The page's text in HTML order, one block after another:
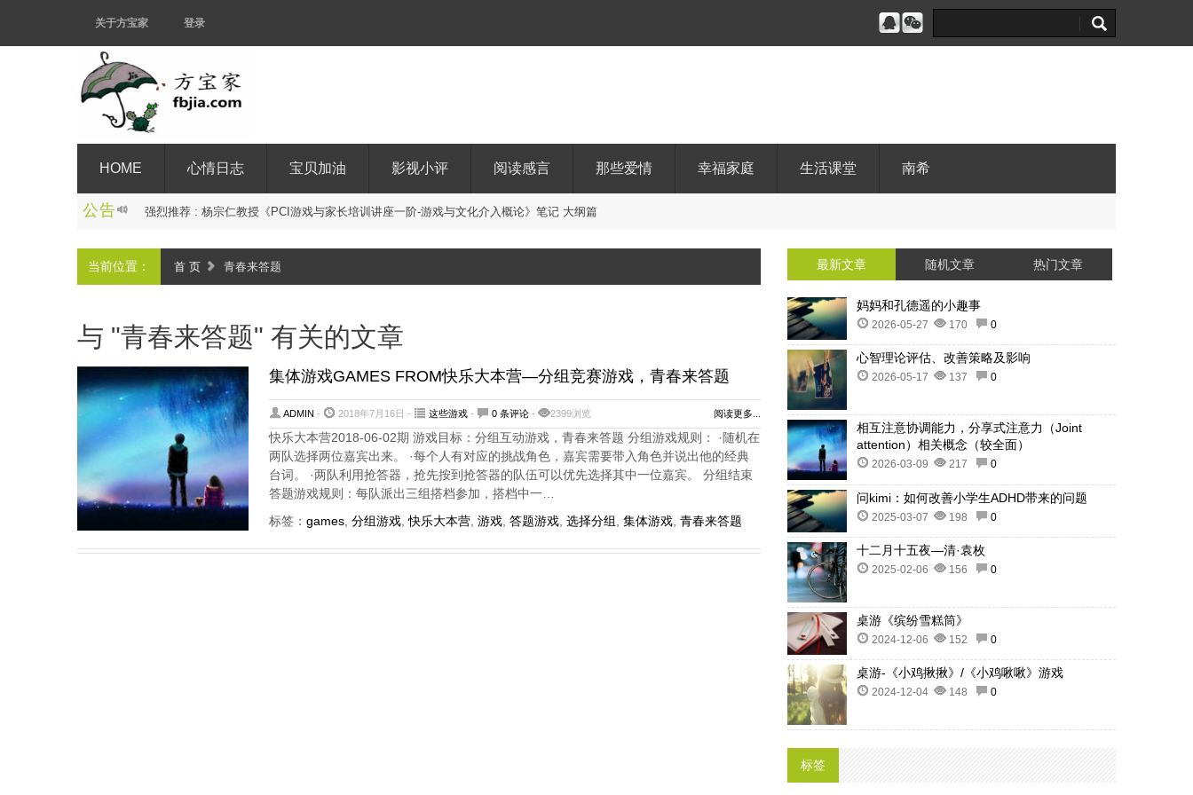
关于方宝家 登录
HOME 心情日志 宝贝加油 影视小评 阅读感言 那些爱情 幸福家庭 生活课堂 南希
公告 强烈推荐 : 杨宗仁教授 《 PC 游戏与家长培训 讲座一阶-游戏与文化介 入概论》 笔记 大纲篇
当前位置： 首 页 青春来答题
与 "青春来答题" 有关的文章
集体游戏GAMES FROM快乐大本营—分组竞赛游戏，青春来答题
ADMIN - 2018年7月16日 - 这些游戏- 0 条评论- 2399浏览 阅读更多...
快乐大本营2018-06-02期 游戏目标：分组互动游戏，青春来答题 分组游戏规则： ·随机在
两队选择两位嘉宾出来。 ·每个人有对应的挑战角色，嘉宾需要带入角色并说出他的经典
台词。 ·两队利用抢答器，抢先按到抢答器的队伍可以优先选择其中一位嘉宾。 分组结束
答题游戏规则：每队派出三组搭档参加，搭档中一…
标签： games, 分组游戏,快乐大本营, 游戏, 答题游戏, 选择分组 集体游戏, 青春来答题
最新文章 随机文章 热门文章
妈妈和孔德遥的小趣事
2026-05-27 170 0
心智理论评估、改善策略及影响
2026-05-17 137 0
相互注意协调能力，分享式注意力（Joint
attention）相关概念（较全面）
2026-03-09 217 0
问kimi：如何改善小学生ADHD带来的问题
2025-03-07 198 0
十二月十五夜—清·袁枚
2025-02-06 156 0
桌游《缤纷雪糕筒》
2024-12-06 152 0
桌游-《小鸡揪揪》/《小鸡啾啾》游戏
2024-12-04 148 0
标签